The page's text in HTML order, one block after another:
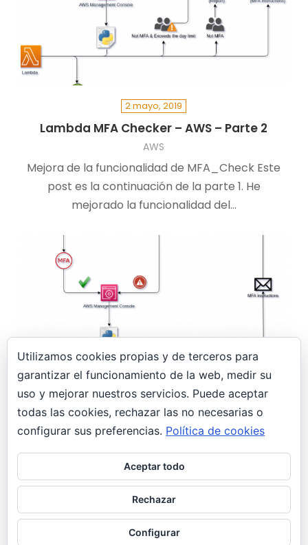
2 mayo, 2019
Lambda MFA Checker – AWS – Parte 2
AWS
Mejora de la funcionalidad de MFA_Check ￼Este
post es la continuación de la parte 1. He
mejorado la funcionalidad del…
24 abril, 2019
Lambda MFA Checker – AWS – Parte 1
El uso de la autenticación multi-factor (MFA) se
hace imprescindible en AWS, pues los
daños/costes de un acceso no autorizado…
Utilizamos cookies propias y de terceros para
garantizar el funcionamiento de la web, medir su
uso y mejorar nuestros servicios. Puede aceptar
todas las cookies, rechazar las no necesarias o
configurar sus preferencias. Política de cookies
Aceptar todo
Rechazar
Configurar